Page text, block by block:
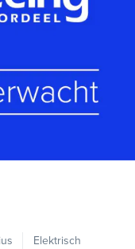
Elektrisch